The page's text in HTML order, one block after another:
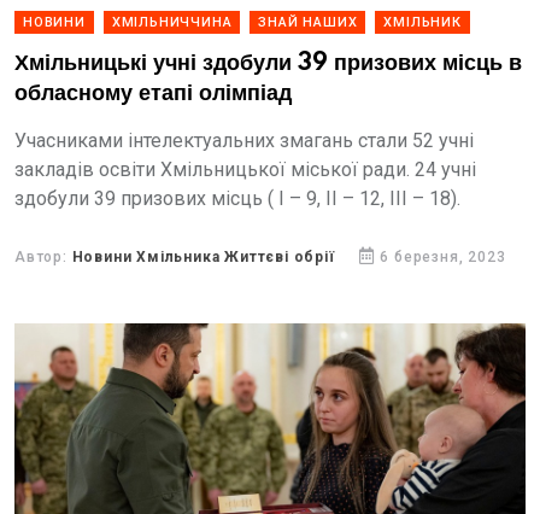
НОВИНИ ХМІЛЬНИЧЧИНА ЗНАЙ НАШИХ ХМІЛЬНИК
Хмільницькі учні здобули 39 призових місць в
обласному етапі олімпіад
Учасниками інтелектуальних змагань стали 52 учні
закладів освіти Хмільницької міської ради. 24 учні
здобули 39 призових місць ( І – 9, ІІ – 12, ІІІ – 18).
Автор: Новини Хмільника Життєві обрії 6 березня, 2023